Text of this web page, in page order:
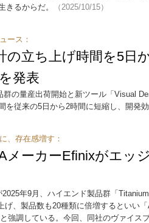
きるからだ。
（2025/10/15）
ース：
の立ち上げ時間を5日
発表
の量産出荷開始と新ツール「Visual
を従来の5日から2時間に短縮し、開発
、存在感増す：
メーカーEfinixがエッ
年9月、ハイエンド製品群「
げ、製品数も20種類に倍増するといい
強調している。今回、同社のヴァイス